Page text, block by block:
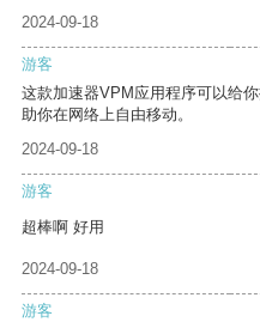
2024-09-18
游客
这款加速器VPM应用程序可以给
助你在网络上自由移动。
2024-09-18
游客
超棒啊 好用
2024-09-18
游客